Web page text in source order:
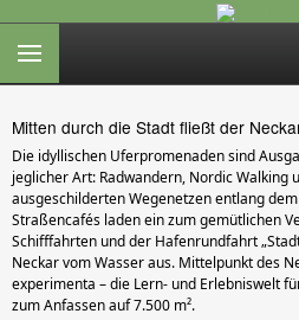
Mitten durch die Stadt fließt der
Die idyllischen Uferpromenaden sind
jeglicher Art: Radwandern, Nordic Walking
ausgeschilderten Wegenetzen entlang
Straßencafés laden ein zum gemütlichen
Schifffahrten und der Hafenrundfahrt
Neckar vom Wasser aus. Mittelpunkt des
experimenta – die Lern- und Erlebniswelt
zum Anfassen auf 7.500 m².